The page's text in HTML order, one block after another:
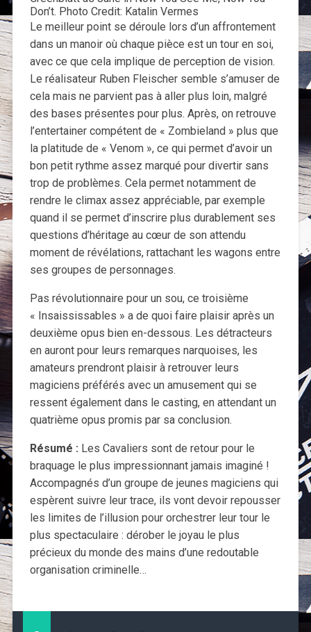
Don’t. Photo Credit: Katalin Vermes
Le meilleur point se déroule lors d’un affrontement
dans un manoir où chaque pièce est un tour en soi,
avec ce que cela implique de perception de vision.
Le réalisateur Ruben Fleischer semble s’amuser de
cela mais ne parvient pas à aller plus loin, malgré
des bases présentes pour plus. Après, on retrouve
l’entertainer compétent de « Zombieland » plus que
la platitude de « Venom », ce qui permet d’avoir un
bon petit rythme assez marqué pour divertir sans
trop de problèmes. Cela permet notamment de
rendre le climax assez appréciable, par exemple
quand il se permet d’inscrire plus durablement ses
questions d’héritage au cœur de son attendu
moment de révélations, rattachant les wagons entre
ses groupes de personnages.
Pas révolutionnaire pour un sou, ce troisième
« Insaississables » a de quoi faire plaisir après un
deuxième opus bien en-dessous. Les détracteurs
en auront pour leurs remarques narquoises, les
amateurs prendront plaisir à retrouver leurs
magiciens préférés avec un amusement qui se
ressent également dans le casting, en attendant un
quatrième opus promis par sa conclusion.
Résumé : Les Cavaliers sont de retour pour le
braquage le plus impressionnant jamais imaginé !
Accompagnés d’un groupe de jeunes magiciens qui
espèrent suivre leur trace, ils vont devoir repousser
les limites de l’illusion pour orchestrer leur tour le
plus spectaculaire : dérober le joyau le plus
précieux du monde des mains d’une redoutable
organisation criminelle…